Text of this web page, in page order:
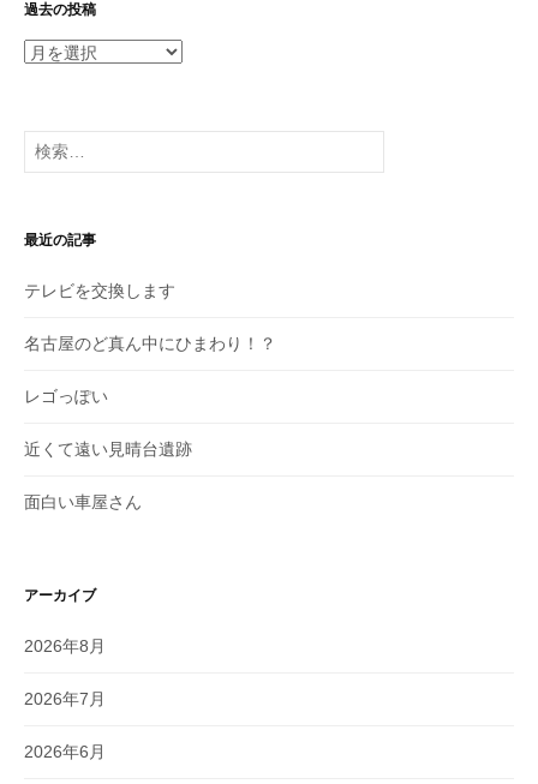
過去の投稿
過
投
稿
検
索:
最近の記事
テレビを交換します
名古屋のど真ん中にひまわり！？
レゴっぽい
近くて遠い見晴台遺跡
面白い車屋さん
アーカイブ
2026年8月
2026年7月
2026年6月